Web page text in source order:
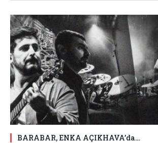
BARABAR, ENKA AÇIKHAVA’da…